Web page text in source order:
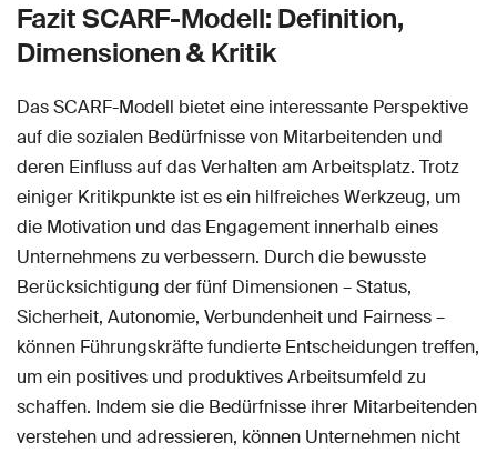
Fazit SCARF-Modell: Definition,
Dimensionen & Kritik
Das SCARF-Modell bietet eine interessante Perspektive
auf die sozialen Bedürfnisse von Mitarbeitenden und
deren Einfluss auf das Verhalten am Arbeitsplatz. Trotz
einiger Kritikpunkte ist es ein hilfreiches Werkzeug, um
die Motivation und das Engagement innerhalb eines
Unternehmens zu verbessern. Durch die bewusste
Berücksichtigung der fünf Dimensionen – Status,
Sicherheit, Autonomie, Verbundenheit und Fairness –
können Führungskräfte fundierte Entscheidungen treffen,
um ein positives und produktives Arbeitsumfeld zu
schaffen. Indem sie die Bedürfnisse ihrer Mitarbeitenden
verstehen und adressieren, können Unternehmen nicht